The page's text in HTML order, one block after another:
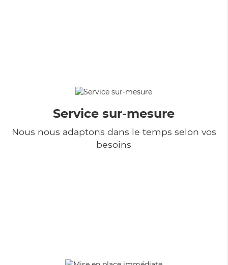
Service sur-mesure
Nous nous adaptons dans le temps selon vos
besoins